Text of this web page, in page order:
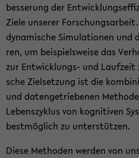
bes­se­rung der
Ziele un­se­rer
dy­na­mi­sche Si­mu­la­tio­nen
ren, um bei­spiels­wei­se das
zur Entwicklungs-​ und
sche Ziel­set­zung ist die
und da­ten­ge­trie­be­nen
Lebenszyklus von ko­gni­ti­ven
best­mög­lich zu un­ter­stüt­zen.
Diese Me­tho­den wer­den von